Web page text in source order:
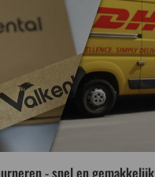
- snel en gemakkelijk